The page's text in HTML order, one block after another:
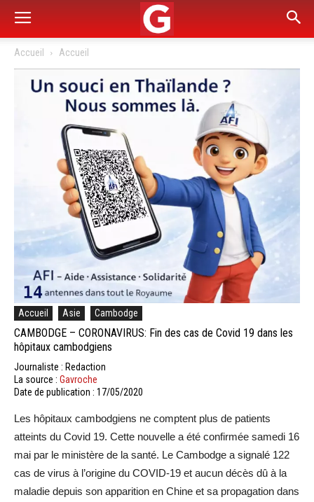
Accueil Accueil
Accueil Asie Cambodge
CAMBODGE – CORONAVIRUS: Fin des cas de Covid 19 dans les
hôpitaux cambodgiens
Journaliste : Redaction
La source : Gavroche
Date de publication : 17/05/2020
Les hôpitaux cambodgiens ne comptent plus de patients
atteints du Covid 19. Cette nouvelle a été confirmée samedi 16
mai par le ministère de la santé. Le Cambodge a signalé 122
cas de virus à l’origine du COVID-19 et aucun décès dû à la
maladie depuis son apparition en Chine et sa propagation dans